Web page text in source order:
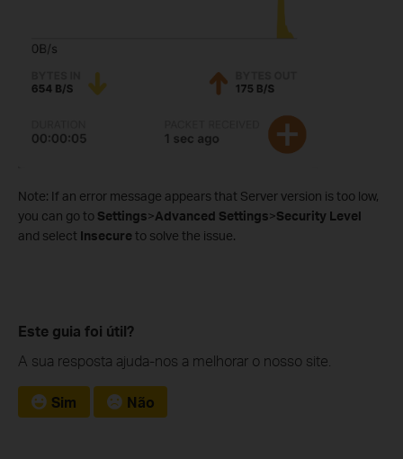
Note: If an error message appears that Server version is too low,
you can go to Settings>Advanced Settings>Security Level
and select Insecureto solve the issue.
Este guia foi útil?
A sua resposta ajuda-nos a melhorar o nosso site.
Sim Não